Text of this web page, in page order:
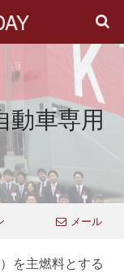
動車専用
メール
を主燃料とする